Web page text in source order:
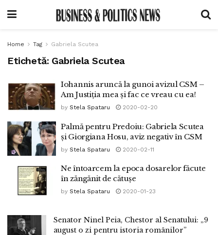
Home Tag Gabriela Scutea
Etichetă: Gabriela Scutea
Iohannis aruncă la gunoi avizul CSM –
Am Justiția mea și fac ce vreau cu ea!
by Stela Spataru 2020-02-20
Palmă pentru Predoiu: Gabriela Scutea
și Giorgiana Hosu, aviz negativ în CSM
by Stela Spataru 2020-02-11
Ne întoarcem la epoca dosarelor făcute
în zăngănit de cătușe
by Stela Spataru 2020-01-23
Senator Ninel Peia, Chestor al Senatului: „9
august o zi pentru istoria românilor”